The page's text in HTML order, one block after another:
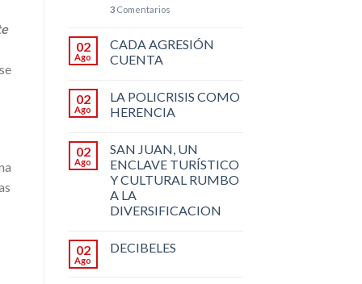
3Comentarios
02
Ago
CADA AGRESIÓN
CUENTA
02
Ago
LA POLICRISIS COMO
HERENCIA
02
Ago
SAN JUAN, UN
ENCLAVE TURÍSTICO
Y CULTURAL RUMBO
A LA
DIVERSIFICACION
02
Ago
DECIBELES